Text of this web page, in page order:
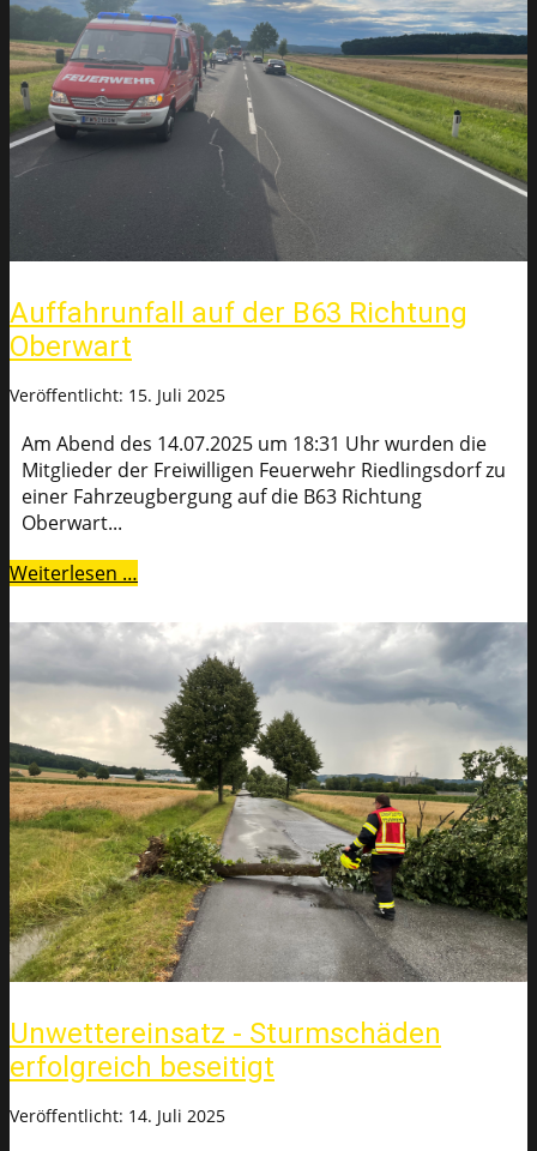
Auffahrunfall auf der B63 Richtung
Oberwart
Veröffentlicht: 15. Juli 2025
Am Abend des 14.07.2025 um 18:31 Uhr wurden die
Mitglieder der Freiwilligen Feuerwehr Riedlingsdorf zu
einer Fahrzeugbergung auf die B63 Richtung
Oberwart...
Weiterlesen …
Unwettereinsatz - Sturmschäden
erfolgreich beseitigt
Veröffentlicht: 14. Juli 2025